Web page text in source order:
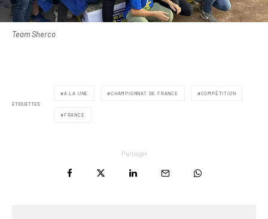
Team Sherco
ÉTIQUETTES
A LA UNE CHAMPIONNAT DE FRANCE COMPÉTITION
FRANCE
Partager